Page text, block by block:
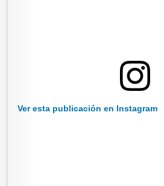
Ver esta publicación en Instagram